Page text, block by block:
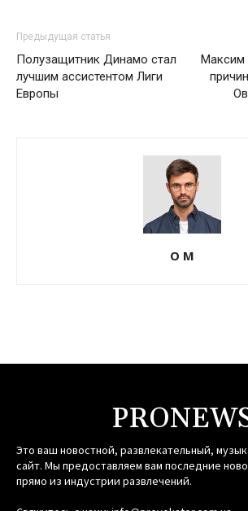
Предыдущая статья
Полузащитник Динамо стал
лучшим ассистентом Лиги
Европы
Максим
О М
Это ваш новостной, развлекательный,
сайт. Мы предоставляем вам последние
прямо из индустрии развлечений.